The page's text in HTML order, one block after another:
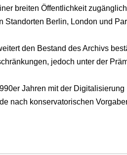
breiten Öffentlichkeit
Standorten Berlin, London und
den Bestand des Archivs
jedoch unter der
Jahren mit der Digitalisierung
nach konservatorischen